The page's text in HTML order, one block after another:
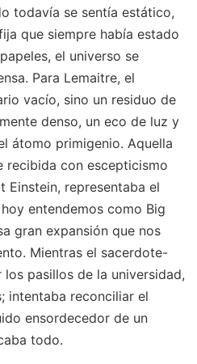
todavía se sentía estático,
que siempre había estado
el universo se
Para Lemaitre, el
vacío, sino un residuo de
denso, un eco de luz y
átomo primigenio. Aquella
recibida con escepticismo
representaba el
entendemos como Big
gran expansión que nos
Mientras el sacerdote-
pasillos de la universidad,
intentaba reconciliar el
ensordecedor de un
todo.